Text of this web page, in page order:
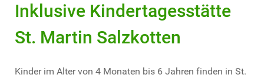
Inklusive Kindertagesstätte
St. Martin Salzkotten
Kinder im Alter von 4 Monaten bis 6 Jahren finden in St.